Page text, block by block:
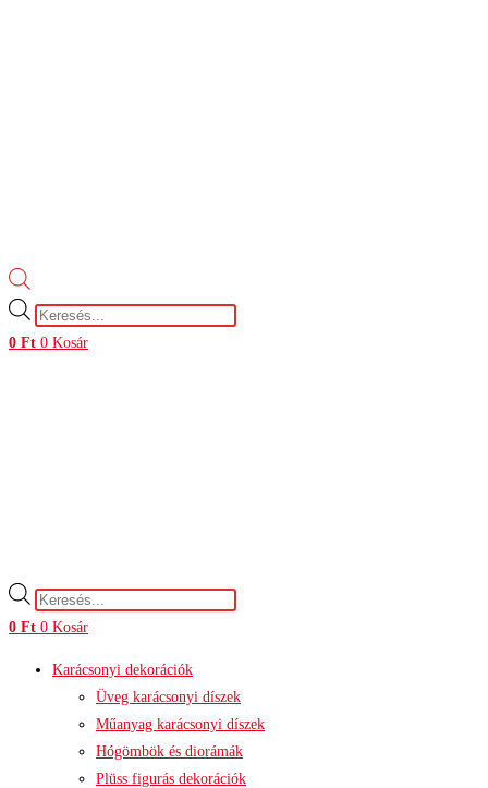
Products
search
0 Ft 0 Kosár
Products
search
0 Ft 0 Kosár
Karácsonyi dekorációk
Üveg karácsonyi díszek
Műanyag karácsonyi díszek
Hógömbök és diorámák
Plüss figurás dekorációk